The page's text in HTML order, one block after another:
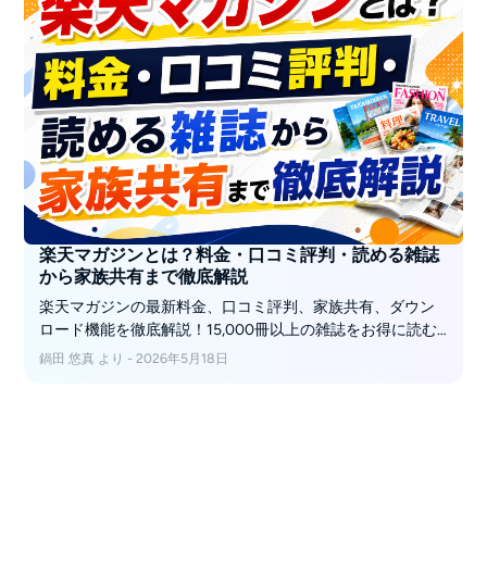
楽天マガジンとは？料金・口コミ評判・読める雑誌
から家族共有まで徹底解説
楽天マガジンの最新料金、口コミ評判、家族共有、ダウン
ロード機能を徹底解説！15,000冊以上の雑誌をお得に読む
方法や、解約後も読めるように専用ソフト「BookFab」で
鍋田 悠真 より - 2026年5月18日